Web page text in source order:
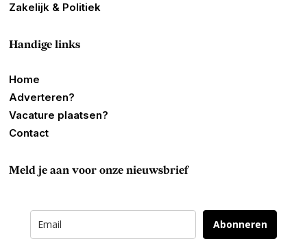
Zakelijk & Politiek
Handige links
Home
Adverteren?
Vacature plaatsen?
Contact
Meld je aan voor onze nieuwsbrief
Abonneren